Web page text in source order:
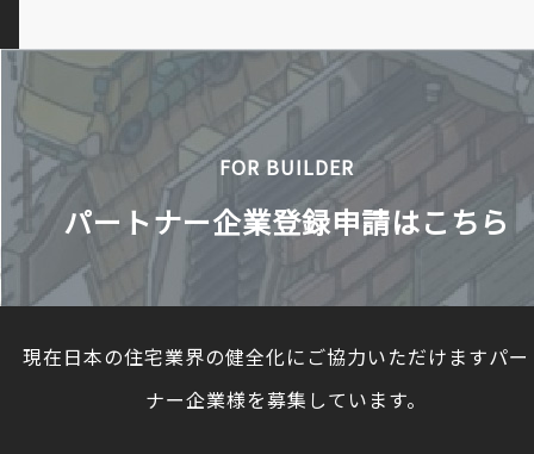
FOR BUILDER
パートナー企業登録申請はこちら
現在日本の住宅業界の健全化にご協力いただけますパ
ナー企業様を募集しています。